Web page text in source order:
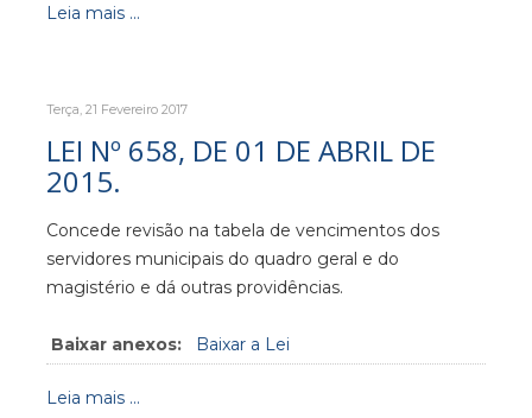
Leia mais ...
Terça, 21 Fevereiro 2017
LEI Nº 658, DE 01 DE ABRIL DE
2015.
Concede revisão na tabela de vencimentos dos
servidores municipais do quadro geral e do
magistério e dá outras providências.
Baixar anexos: Baixar a Lei
Leia mais ...